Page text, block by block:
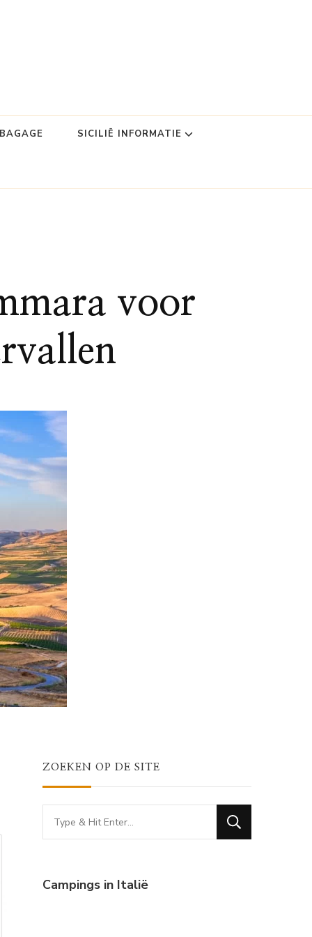
SICILIË INFORMATIE
voor
ZOEKEN OP DE SITE
Looking
for
Campings in Italië